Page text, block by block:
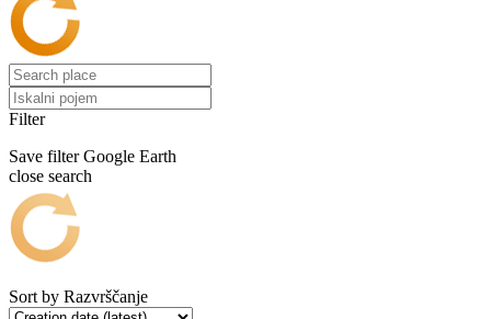
Filter
Save filter Google Earth
close search
Sort by Razvrščanje